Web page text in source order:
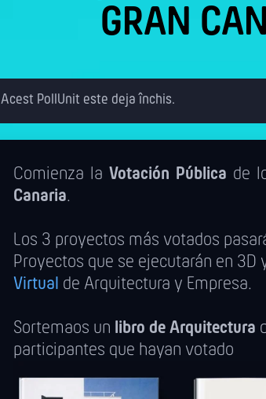
GRAN
Acest PollUnit este deja închis.
Comienza la Votación Pública de
Canaria.
Los 3 proyectos más votados
Proyectos que se ejecutarán en 3D
Virtual de Arquitectura y Empresa.
Sortemaos un libro de Arquitectura
participantes que hayan votado